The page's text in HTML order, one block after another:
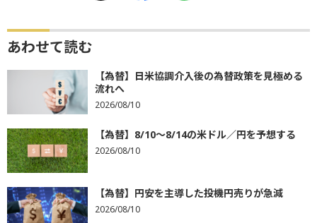
あわせて読む
【為替】日米協調介入後の為替政策を見極める
流れへ
2026/08/10
【為替】8/10～8/14の米ドル／円を予想する
2026/08/10
【為替】円安を主導した投機円売りが急減
2026/08/10